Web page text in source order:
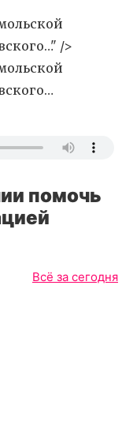
/>
помочь
Всё за сегодня